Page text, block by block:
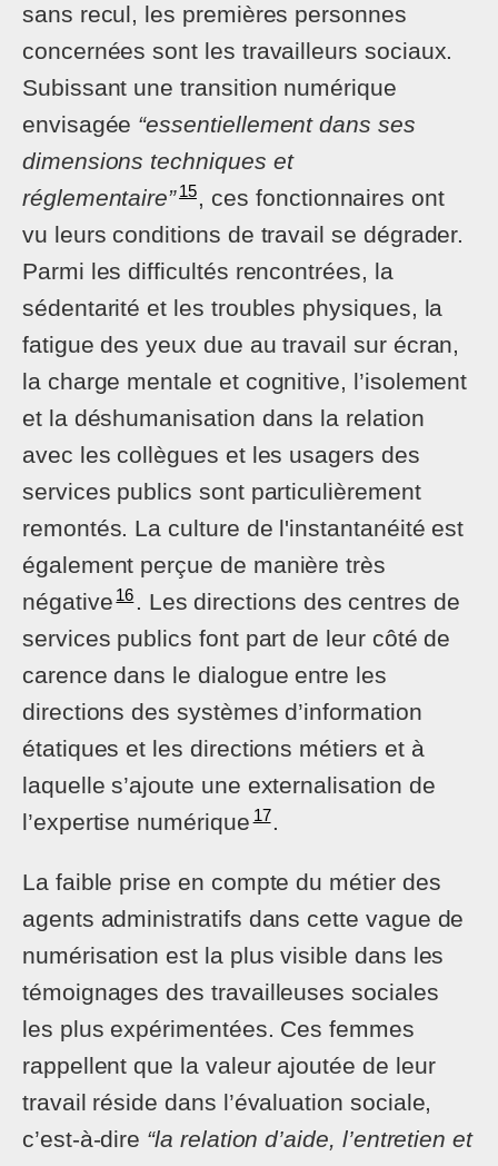
sans recul, les premières personnes
concernées sont les travailleurs sociaux.
Subissant une transition numérique
envisagée “essentiellement dans ses
dimensions techniques et
réglementaire” 15, ces fonctionnaires ont
vu leurs conditions de travail se dégrader.
Parmi les difficultés rencontrées, la
sédentarité et les troubles physiques, la
fatigue des yeux due au travail sur écran,
la charge mentale et cognitive, l’isolement
et la déshumanisation dans la relation
avec les collègues et les usagers des
services publics sont particulièrement
remontés. La culture de l'instantanéité est
également perçue de manière très
négative 16 . Les directions des centres de
services publics font part de leur côté de
carence dans le dialogue entre les
directions des systèmes d’information
étatiques et les directions métiers et à
laquelle s’ajoute une externalisation de
l’expertise numérique 17 .
La faible prise en compte du métier des
agents administratifs dans cette vague de
numérisation est la plus visible dans les
témoignages des travailleuses sociales
les plus expérimentées. Ces femmes
rappellent que la valeur ajoutée de leur
travail réside dans l’évaluation sociale,
c’est-à-dire “la relation d’aide, l’entretien et